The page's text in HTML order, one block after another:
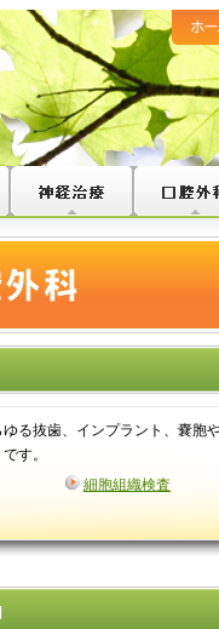
る抜歯、インプラント、嚢胞
す。
細胞組織検査